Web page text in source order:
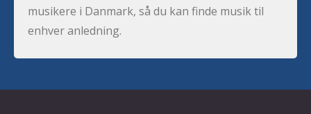
musikere i Danmark, så du kan finde musik til
enhver anledning.